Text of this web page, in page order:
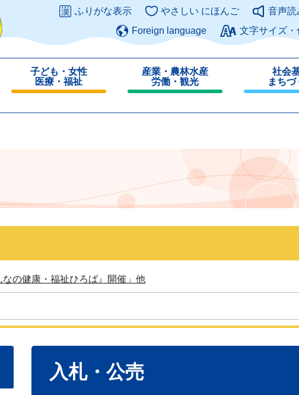
このページの本文へ
ふりがな表示 やさしい にほんご
音声読
Foreign language
文字サイズ・
子ども・女性
医療・福祉
じ
産業・農林水産
労働・観光
じ
社会
まちづ
じ
の健康・福祉ひろば』開催」他
入札・公売